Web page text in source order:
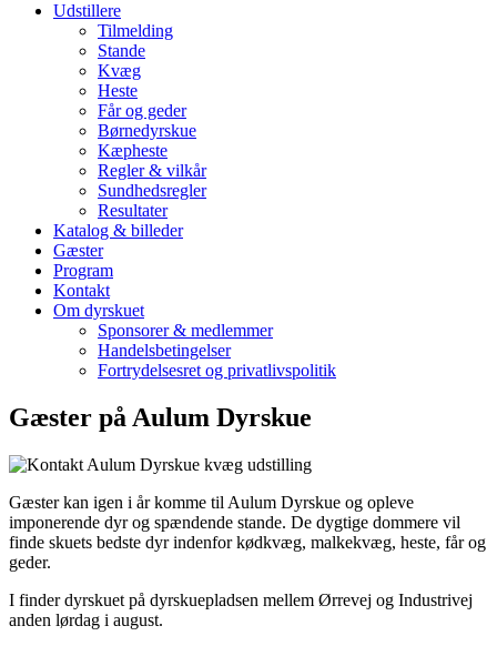
Udstillere
Tilmelding
Stande
Kvæg
Heste
Får og geder
Børnedyrskue
Kæpheste
Regler & vilkår
Sundhedsregler
Resultater
Katalog & billeder
Gæster
Program
Kontakt
Om dyrskuet
Sponsorer & medlemmer
Handelsbetingelser
Fortrydelsesret og privatlivspolitik
Gæster på Aulum Dyrskue
Gæster kan igen i år komme til Aulum Dyrskue og opleve
imponerende dyr og spændende stande. De dygtige dommere vil
finde skuets bedste dyr indenfor kødkvæg, malkekvæg, heste, får og
geder.
I finder dyrskuet på dyrskuepladsen mellem Ørrevej og Industrivej
anden lørdag i august.